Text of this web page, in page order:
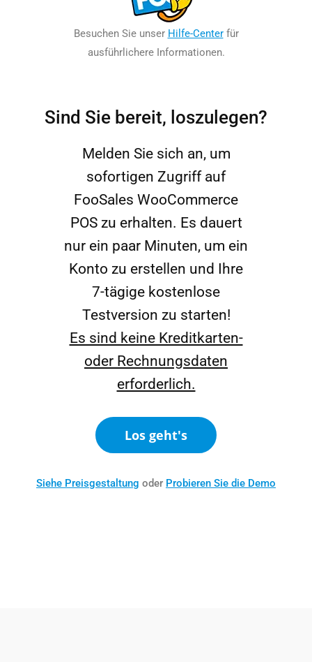
Besuchen Sie unser Hilfe-Centerfür
ausführlichere Informationen.
Sind Sie bereit, loszulegen?
Melden Sie sich an, um
sofortigen Zugriff auf
FooSales WooCommerce
POS zu erhalten. Es dauert
nur ein paar Minuten, um ein
Konto zu erstellen und Ihre
7-tägige kostenlose
Testversion zu starten!
Es sind keine Kreditkarten-
oder Rechnungsdaten
erforderlich.
Los geht's
Siehe Preisgestaltung oder Probieren Sie die Demo